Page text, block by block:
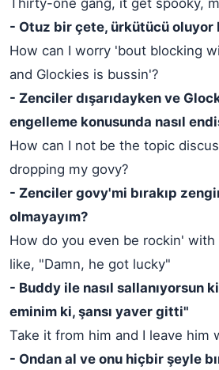
Thirty-one gang, it get spooky,
- Otuz bir çete, ürkütücü oluyor
How can I worry 'bout blocking
and Glockies is bussin'?
- Zenciler dışarıdayken ve
engelleme konusunda nasıl
How can I not be the topic
dropping my govy?
- Zenciler govy'mi bırakıp
olmayayım?
How do you even be rockin'
like, "Damn, he got lucky"
- Buddy ile nasıl sallanıyorsun
eminim ki, şansı yaver gitti"
Take it from him and I leave him
- Ondan al ve onu hiçbir şeyle